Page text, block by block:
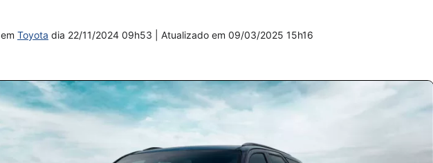
em Toyota dia 22/11/2024 09h53 | Atualizado em 09/03/2025 15h16